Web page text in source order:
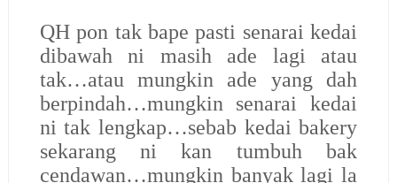
QH pon tak bape pasti senarai kedai
dibawah ni masih ade lagi atau
tak…atau mungkin ade yang dah
berpindah…mungkin senarai kedai
ni tak lengkap…sebab kedai bakery
sekarang ni kan tumbuh bak
cendawan…mungkin banyak lagi la